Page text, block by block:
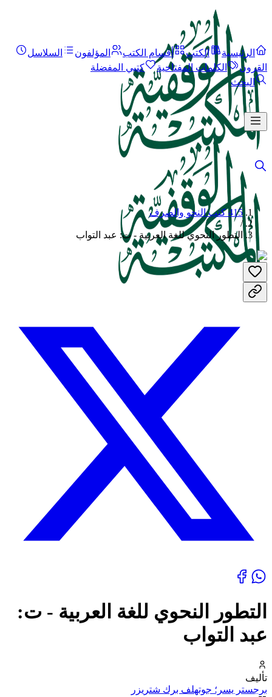
الرئيسية الكتب أقسام الكتب المؤلفون
السلاسل
القرون
الكلمات المفتاحية
كتبي المفضلة
البحث
415 كتب النحو والصرف
/
التطور النحوي للغة العربية - ت: عبد التواب
التطور النحوي للغة العربية - ت:
عبد التواب
تأليف
برجستر يسر؛ جوتهلف برك شتريزر